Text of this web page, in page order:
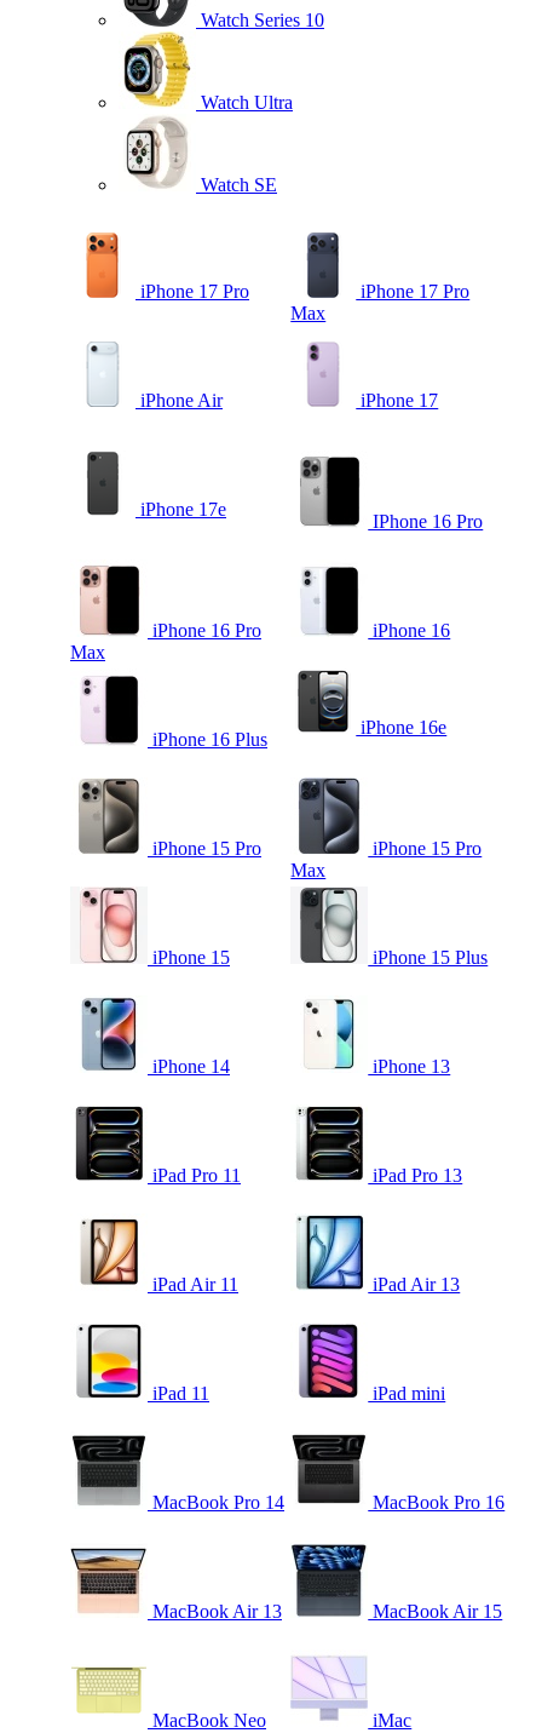
Watch Series 10
Watch Ultra
Watch SE
iPhone 17 Pro
iPhone 17 Pro
Max
iPhone Air iPhone 17
iPhone 17e
IPhone 16 Pro
iPhone 16 Pro
Max
iPhone 16
iPhone 16 Plus
iPhone 16e
iPhone 15 Pro
iPhone 15 Pro
Max
iPhone 15 iPhone 15 Plus
iPhone 14 iPhone 13
iPad Pro 11 iPad Pro 13
iPad Air 11 iPad Air 13
iPad 11 iPad mini
MacBook Pro 14 MacBook Pro 16
MacBook Air 13 MacBook Air 15
MacBook Neo iMac